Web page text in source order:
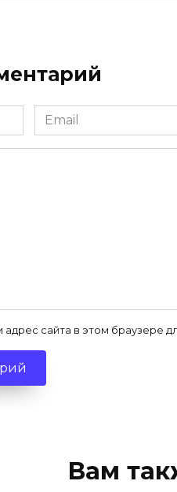
Email
*
адрес сайта в этом браузере
Вам